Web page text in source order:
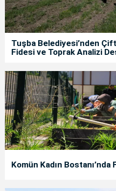
Tuşba Belediyesi’nden
Fidesi ve Toprak Analizi
Komün Kadın Bostanı’nda